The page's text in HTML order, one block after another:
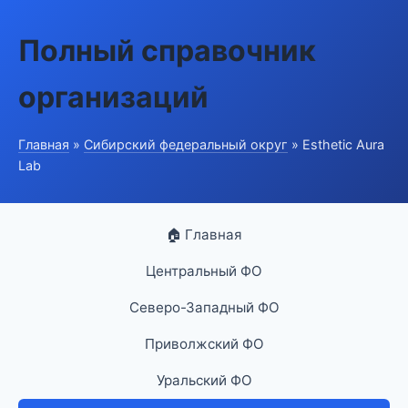
Полный справочник
организаций
Главная » Сибирский федеральный округ » Esthetic Aura
Lab
🏠 Главная
Центральный ФО
Северо-Западный ФО
Приволжский ФО
Уральский ФО